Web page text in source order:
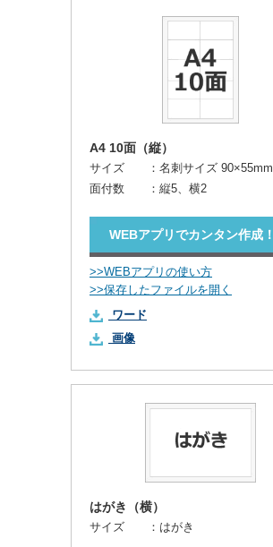
A4 10面（縦）
サイズ ： 名刺サイズ 90×55mm
面付数 ： 縦5、横2
WEBアプリでカンタン作成！
>>WEBアプリの使い方
>>保存したファイルを開く
ワード
画像
はがき（横）
サイズ ： はがき